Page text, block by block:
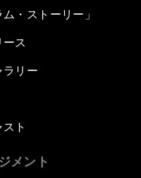
ム・ストーリー」
ス
ラリー
ト
メント